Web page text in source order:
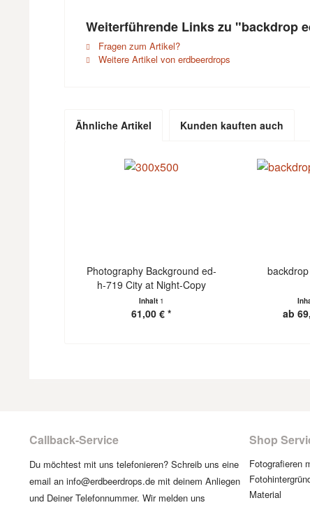
Weiterführende Links zu "backdrop
Fragen zum Artikel?
Weitere Artikel von erdbeerdrops
Ähnliche Artikel Kunden kauften auch
Photography Background ed-
h-719 City at Night-Copy
Inhalt 1
61,00 € * ab
Callback-Service
Du möchtest mit uns telefonieren? Schreib uns eine
email an info@erdbeerdrops.de mit deinem Anliegen
und Deiner Telefonnummer. Wir melden uns
Shop
Fotografieren
Material